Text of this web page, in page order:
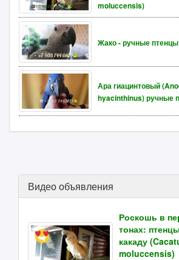
moluccensis)
Жако - ручные птенцы
Ара гиацинтовый
hyacinthinus) ручные
Видео объявления
Роскошь в
тонах:
какаду
moluccensis)